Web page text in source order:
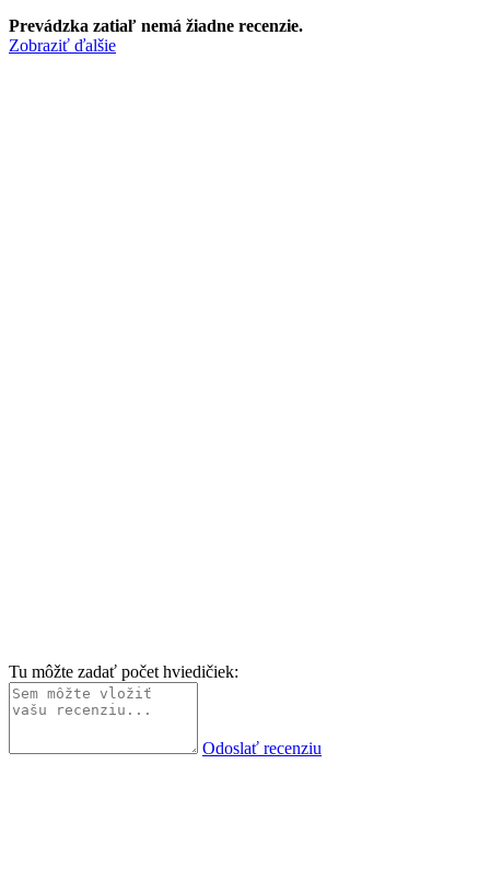
Prevádzka zatiaľ nemá žiadne recenzie.
Zobraziť ďalšie
Tu môžte zadať počet hviedičiek:
Odoslať recenziu